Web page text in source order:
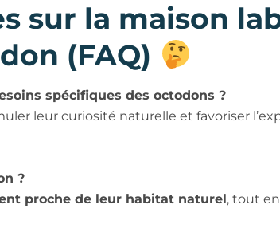
sur la maison
(FAQ)
spécifiques des octodons ?
leur curiosité naturelle et favoriser
?
proche de leur habitat naturel, tout